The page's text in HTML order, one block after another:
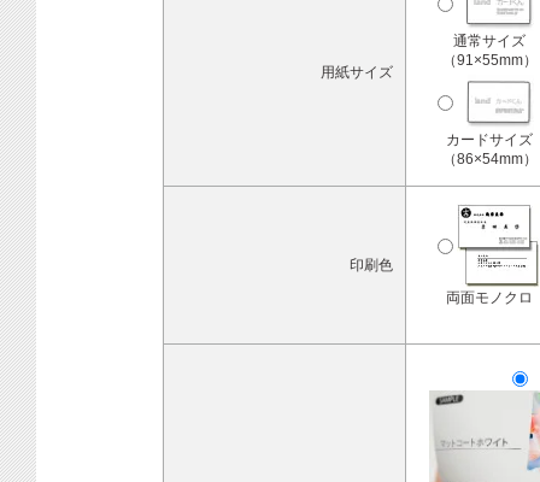
用紙サイズ
通常サイズ
（91×55mm）
カードサイズ
（86×54mm）
印刷色
両面モノクロ